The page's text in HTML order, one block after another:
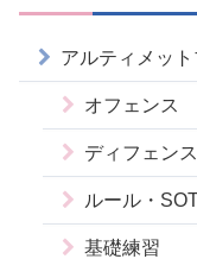
アルティメッ
オフェンス
ディフェンス
ルール・
基礎練習